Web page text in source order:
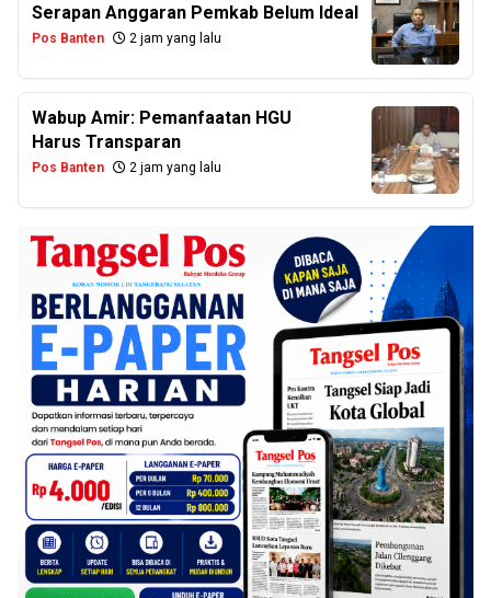
Serapan Anggaran Pemkab Belum Ideal
Pos Banten 2 jam yang lalu
Wabup Amir: Pemanfaatan HGU
Harus Transparan
Pos Banten 2 jam yang lalu